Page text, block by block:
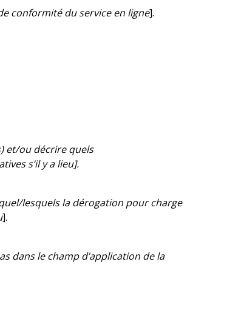
conformité du service en ligne].
et/ou décrire quels
s’il y a lieu].
lesquels la dérogation pour charge
].
dans le champ d’application de la